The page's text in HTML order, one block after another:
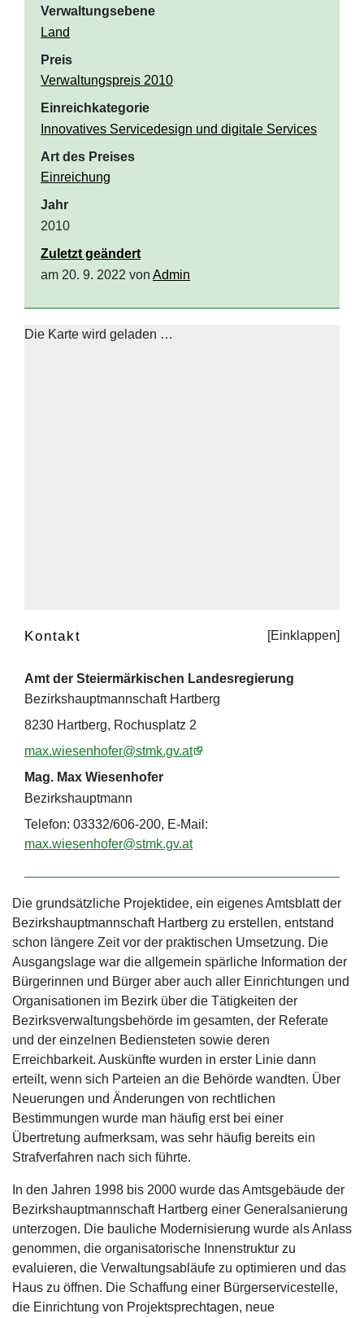
Verwaltungsebene
Land
Preis
Verwaltungspreis 2010
Einreichkategorie
Innovatives Servicedesign und digitale Services
Art des Preises
Einreichung
Jahr
2010
Zuletzt geändert
am 20. 9. 2022 von Admin
Die Karte wird geladen …
Kontakt
Amt der Steiermärkischen Landesregierung
Bezirkshauptmannschaft Hartberg
8230 Hartberg, Rochusplatz 2
max.wiesenhofer@stmk.gv.at
Mag. Max Wiesenhofer
Bezirkshauptmann
Telefon: 03332/606-200, E-Mail:
max.wiesenhofer@stmk.gv.at
Die grundsätzliche Projektidee, ein eigenes Amtsblatt der
Bezirkshauptmannschaft Hartberg zu erstellen, entstand
schon längere Zeit vor der praktischen Umsetzung. Die
Ausgangslage war die allgemein spärliche Information der
Bürgerinnen und Bürger aber auch aller Einrichtungen und
Organisationen im Bezirk über die Tätigkeiten der
Bezirksverwaltungsbehörde im gesamten, der Referate
und der einzelnen Bediensteten sowie deren
Erreichbarkeit. Auskünfte wurden in erster Linie dann
erteilt, wenn sich Parteien an die Behörde wandten. Über
Neuerungen und Änderungen von rechtlichen
Bestimmungen wurde man häufig erst bei einer
Übertretung aufmerksam, was sehr häufig bereits ein
Strafverfahren nach sich führte.
In den Jahren 1998 bis 2000 wurde das Amtsgebäude der
Bezirkshauptmannschaft Hartberg einer Generalsanierung
unterzogen. Die bauliche Modernisierung wurde als Anlass
genommen, die organisatorische Innenstruktur zu
evaluieren, die Verwaltungsabläufe zu optimieren und das
Haus zu öffnen. Die Schaffung einer Bürgerservicestelle,
die Einrichtung von Projektsprechtagen, neue